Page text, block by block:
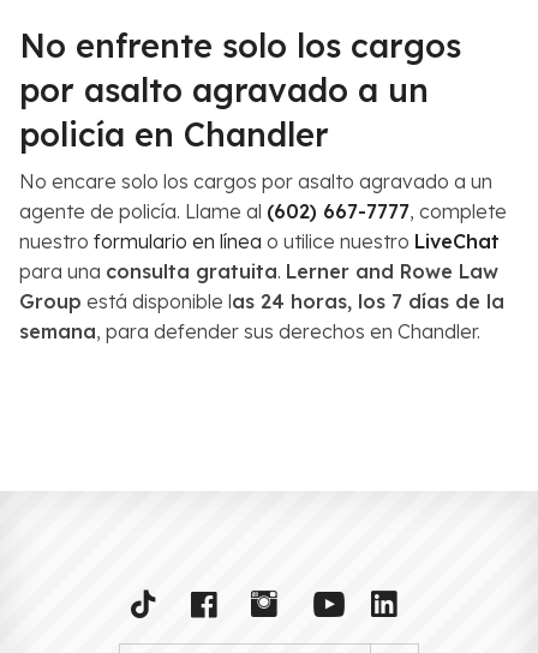
No enfrente solo los cargos
por asalto agravado a un
policía en Chandler
No encare solo los cargos por asalto agravado a un
agente de policía. Llame al (602) 667-7777, complete
nuestro formulario en línea o utilice nuestro LiveChat
para una consulta gratuita. Lerner and Rowe Law
Group está disponible las 24 horas, los 7 días de la
semana, para defender sus derechos en Chandler.